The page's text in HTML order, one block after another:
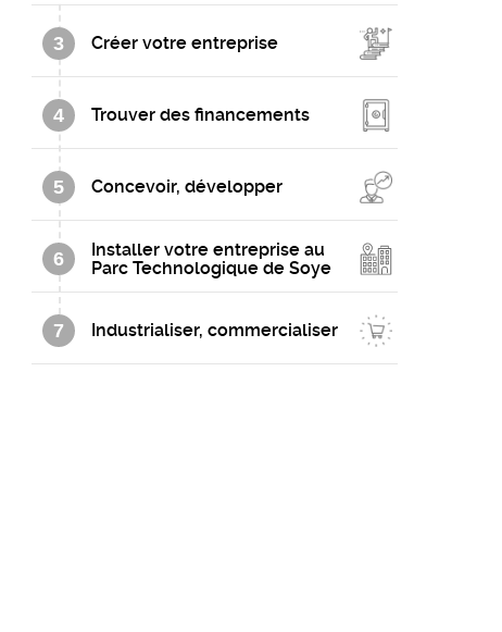
3 Créer votre entreprise
4 Trouver des financements
5 Concevoir, développer
6
Installer votre entreprise au
Parc Technologique de Soye
7 Industrialiser, commercialiser